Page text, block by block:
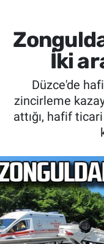
İki
Düzce'de
zincirleme
attığı, hafif
SPOR
SAĞLIK